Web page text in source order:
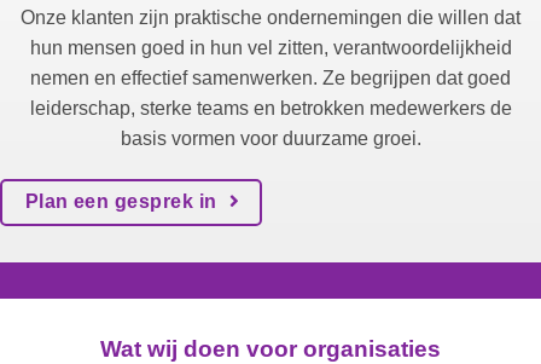
Onze klanten zijn praktische ondernemingen die willen dat
hun mensen goed in hun vel zitten, verantwoordelijkheid
nemen en effectief samenwerken. Ze begrijpen dat goed
leiderschap, sterke teams en betrokken medewerkers de
basis vormen voor duurzame groei.
Plan een gesprek in
Wat wij doen voor organisaties